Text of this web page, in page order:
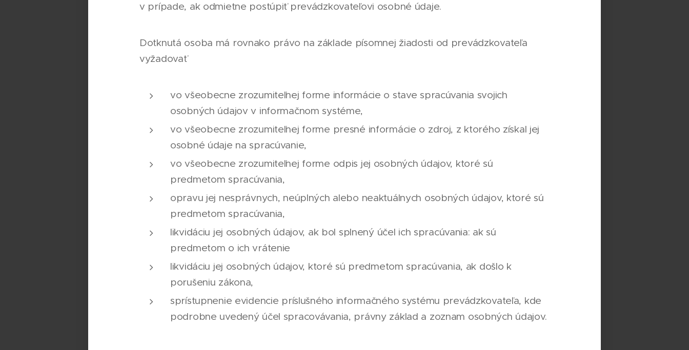
v prípade, ak odmietne postúpiť prevádzkovateľovi osobné údaje.
Dotknutá osoba má rovnako právo na základe písomnej žiadosti od prevádzkovateľa
vyžadovať
vo všeobecne zrozumiteľnej forme informácie o stave spracúvania svojich
osobných údajov v informačnom systéme,
vo všeobecne zrozumiteľnej forme presné informácie o zdroj, z ktorého získal jej
osobné údaje na spracúvanie,
vo všeobecne zrozumiteľnej forme odpis jej osobných údajov, ktoré sú
predmetom spracúvania,
opravu jej nesprávnych, neúplných alebo neaktuálnych osobných údajov, ktoré sú
predmetom spracúvania,
likvidáciu jej osobných údajov, ak bol splnený účel ich spracúvania: ak sú
predmetom o ich vrátenie
likvidáciu jej osobných údajov, ktoré sú predmetom spracúvania, ak došlo k
porušeniu zákona,
sprístupnenie evidencie príslušného informačného systému prevádzkovateľa, kde
podrobne uvedený účel spracovávania, právny základ a zoznam osobných údajov.